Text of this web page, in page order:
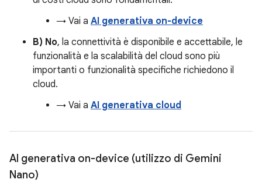
→ Vai a AI generativa on-device
B) No, la connettività è disponibile e accettabile, le
funzionalità e la scalabilità del cloud sono più
importanti o funzionalità specifiche richiedono il
cloud.
→ Vai a AI generativa cloud
AI generativa on-device (utilizzo di Gemini
Nano)